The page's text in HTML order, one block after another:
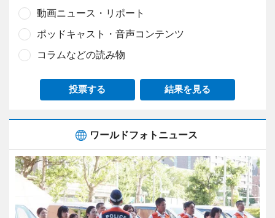
動画ニュース・リポート
ポッドキャスト・音声コンテンツ
コラムなどの読み物
投票する 結果を見る
ワールドフォトニュース